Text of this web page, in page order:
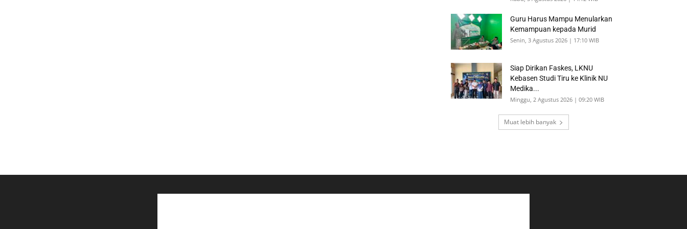
Guru Harus Mampu Menularkan
Kemampuan kepada Murid
Senin, 3 Agustus 2026 | 17:10 WIB
Siap Dirikan Faskes, LKNU
Kebasen Studi Tiru ke Klinik NU
Medika...
Minggu, 2 Agustus 2026 | 09:20 WIB
Muat lebih banyak